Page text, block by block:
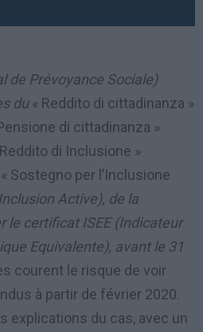
de Prévoyance Sociale)
du« Reddito di cittadinanza »
di cittadinanza »
di Inclusione »
« Sostegno per l’Inclusione
Active), de la
le certificat ISEE (Indicateur
Equivalente), avant le 31
courent le risque de voir
à partir de février 2020.
explications du cas, avec un